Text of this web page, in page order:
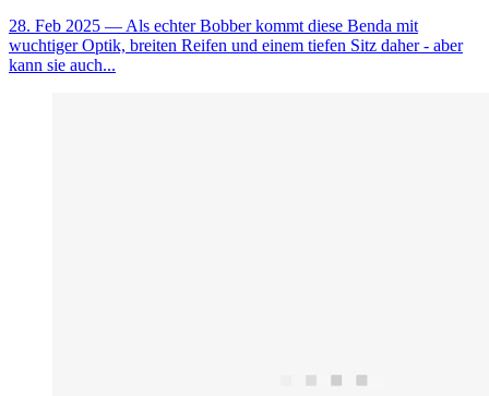
28. Feb 2025 — Als echter Bobber kommt diese Benda mit
wuchtiger Optik, breiten Reifen und einem tiefen Sitz daher - aber
kann sie auch...